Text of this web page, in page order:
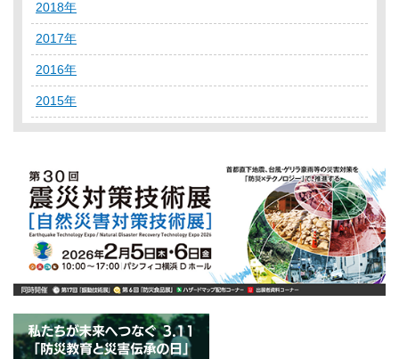
2018年
2017年
2016年
2015年